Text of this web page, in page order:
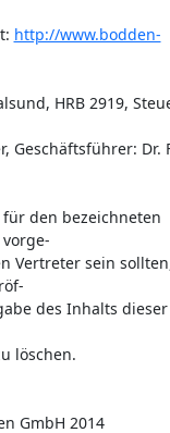
http://www.bodden-
HRB 2919,
Geschäftsführer: Dr.
den bezeichneten
Vertreter sein
des Inhalts dieser
löschen.